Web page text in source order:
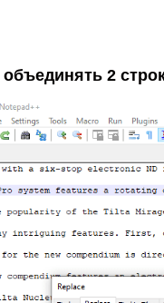
объединять 2